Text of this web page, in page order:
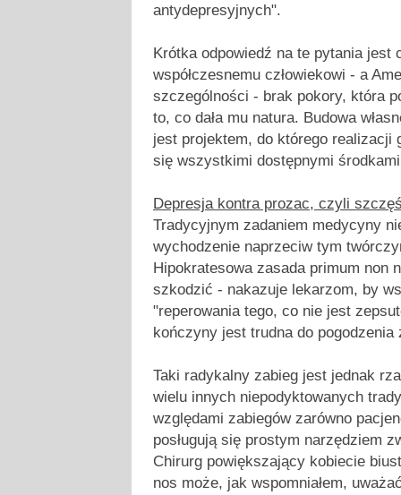
antydepresyjnych".
Krótka odpowiedź na te pytania jest
współczesnemu człowiekowi - a
szczególności - brak pokory, która
to, co dała mu natura. Budowa
jest projektem, do którego realizacji
się wszystkimi dostępnymi
Depresja kontra prozac, czyli
Tradycyjnym zadaniem medycyny
wychodzenie naprzeciw tym
Hipokratesowa zasada primum non
szkodzić - nakazuje lekarzom, by
"reperowania tego, co nie jest
kończyny jest trudna do pogodzenia
Taki radykalny zabieg jest jednak
wielu innych niepodyktowanych
względami zabiegów zarówno
posługują się prostym narzędziem
Chirurg powiększający kobiecie
nos może, jak wspomniałem,